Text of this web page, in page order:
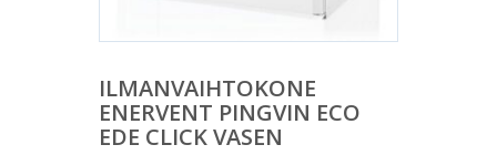
ILMANVAIHTOKONE
ENERVENT PINGVIN ECO
EDE CLICK VASEN